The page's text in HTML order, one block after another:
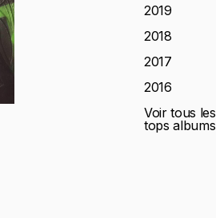
2019
2018
2017
2016
Voir tous les
tops albums